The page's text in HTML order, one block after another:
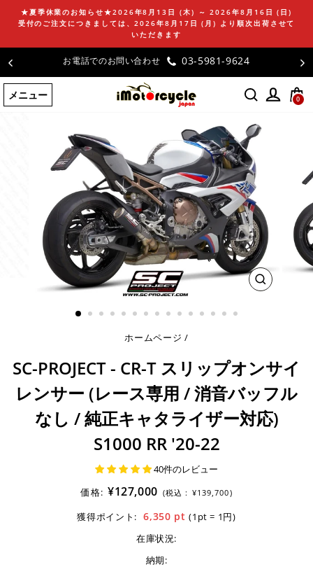
ン
ツ
に
ス
キ
★夏季休業のお知らせ★2026年8月13日 (木) ～ 2026年8月16日 (日)
受付のご注文につきましては、2026年8月17日 (月) より順次出荷させて
いただきます
お客様の声
メニュー 0
閉
ホームページ /
SC-PROJECT - CR-T スリップオンサイ
レンサー (レース専用 / 消音バッフル
なし / 純正キャタライザー対応)
S1000 RR '20-22
40件のレビュー
価格: ¥127,000 (税込 : ¥139,700)
獲得ポイント: 6,350 pt(1pt = 1円)
在庫状況:
納期: